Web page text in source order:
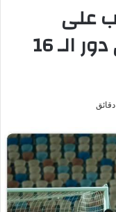
على
الألومنيوم ويتأهل إلى دور الـ 16